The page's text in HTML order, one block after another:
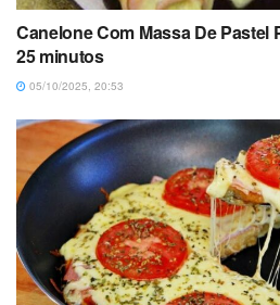
Canelone Com Massa De Pastel
25 minutos
05/10/2025, 20:53